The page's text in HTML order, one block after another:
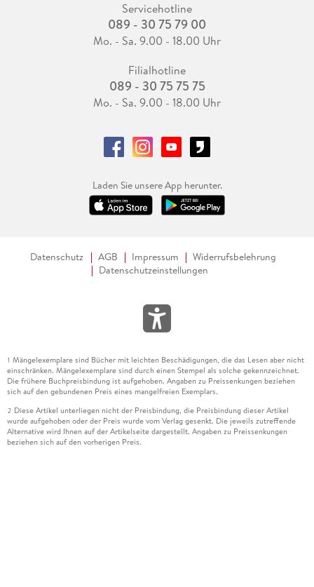
Servicehotline
089 - 30 75 79 00
Mo. - Sa. 9.00 - 18.00 Uhr
Filialhotline
089 - 30 75 75 75
Mo. - Sa. 9.00 - 18.00 Uhr
Laden Sie unsere App herunter.
Datenschutz AGB Impressum
Widerrufsbelehrung
Datenschutzeinstellungen
1 Mängelexemplare sind Bücher mit leichten Beschädigungen, die das Lesen aber nicht
einschränken. Mängelexemplare sind durch einen Stempel als solche gekennzeichnet.
Die frühere Buchpreisbindung ist aufgehoben. Angaben zu Preissenkungen beziehen
sich auf den gebundenen Preis eines mangelfreien Exemplars.
2 Diese Artikel unterliegen nicht der Preisbindung, die Preisbindung dieser Artikel
wurde aufgehoben oder der Preis wurde vom Verlag gesenkt. Die jeweils zutreffende
Alternative wird Ihnen auf der Artikelseite dargestellt. Angaben zu Preissenkungen
beziehen sich auf den vorherigen Preis.